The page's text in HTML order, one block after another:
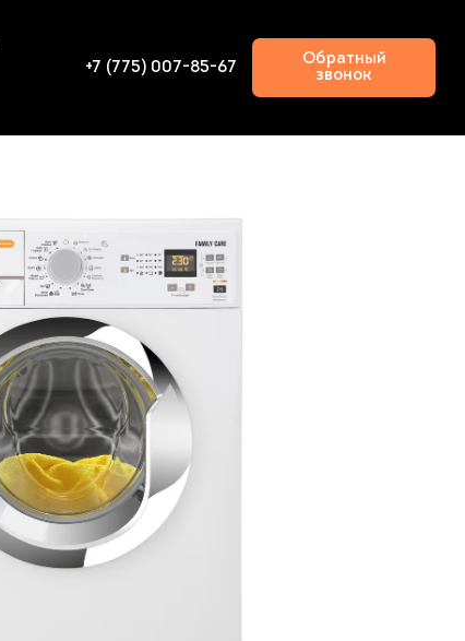
+7 (775) 007-85-67
Обратный
звонок